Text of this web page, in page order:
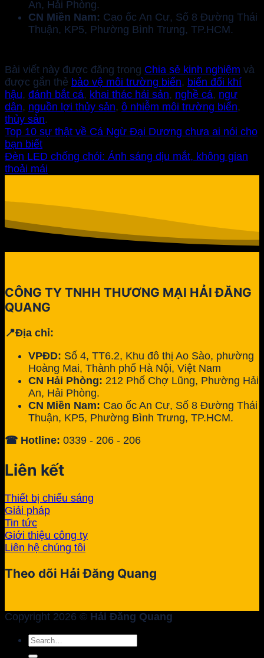
An, Hải Phòng.
CN Miền Nam: Cao ốc An Cư, Số 8 Đường Thái
Thuận, KP5, Phường Bình Trưng, TP.HCM.
Bài viết này được đăng trong Chia sẻ kinh nghiệm và
được gắn thẻ bảo vệ môi trường biển, biến đổi khí
hậu, đánh bắt cá, khai thác hải sản, nghề cá, ngư
dân, nguồn lợi thủy sản, ô nhiễm môi trường biển,
thủy sản.
Top 10 sự thật về Cá Ngừ Đại Dương chưa ai nói cho
bạn biết
Đèn LED chống chói: Ánh sáng dịu mắt, không gian
thoải mái
CÔNG TY TNHH THƯƠNG MẠI HẢI ĐĂNG
QUANG
📍Địa chỉ:
VPĐD: Số 4, TT6.2, Khu đô thị Ao Sào, phường
Hoàng Mai, Thành phố Hà Nội, Việt Nam
CN Hải Phòng: 212 Phố Chợ Lũng, Phường Hải
An, Hải Phòng.
CN Miền Nam: Cao ốc An Cư, Số 8 Đường Thái
Thuận, KP5, Phường Bình Trưng, TP.HCM.
☎ Hotline: 0339 - 206 - 206
Liên kết
Thiết bị chiếu sáng
Giải pháp
Tin tức
Giới thiệu công ty
Liên hệ chúng tôi
Theo dõi Hải Đăng Quang
Copyright 2026 © Hải Đăng Quang
Search